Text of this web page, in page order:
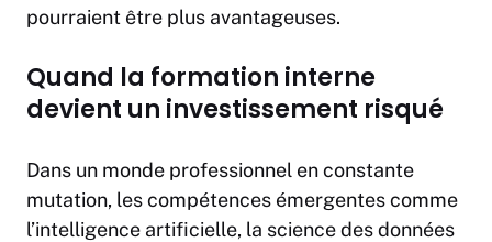
pourraient être plus avantageuses.
Quand la formation interne
devient un investissement risqué
Dans un monde professionnel en constante
mutation, les compétences émergentes comme
l’intelligence artificielle, la science des données